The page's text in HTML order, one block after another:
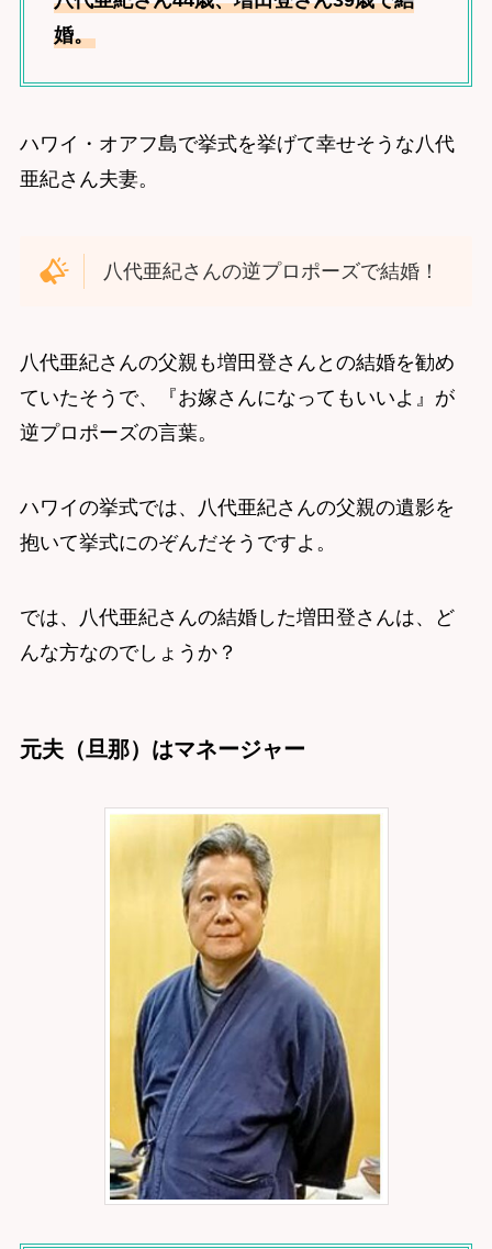
婚。
ハワイ・オアフ島で挙式を挙げて幸せそうな八代
亜紀さん夫妻。
八代亜紀さんの逆プロポーズで結婚！
八代亜紀さんの父親も増田登さんとの結婚を勧め
ていたそうで、『お嫁さんになってもいいよ』が
逆プロポーズの言葉。
ハワイの挙式では、八代亜紀さんの父親の遺影を
抱いて挙式にのぞんだそうですよ。
では、八代亜紀さんの結婚した増田登さんは、ど
んな方なのでしょうか？
元夫（旦那）はマネージャー